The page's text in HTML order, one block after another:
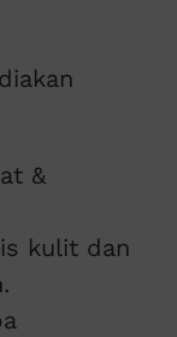
&
kulit dan